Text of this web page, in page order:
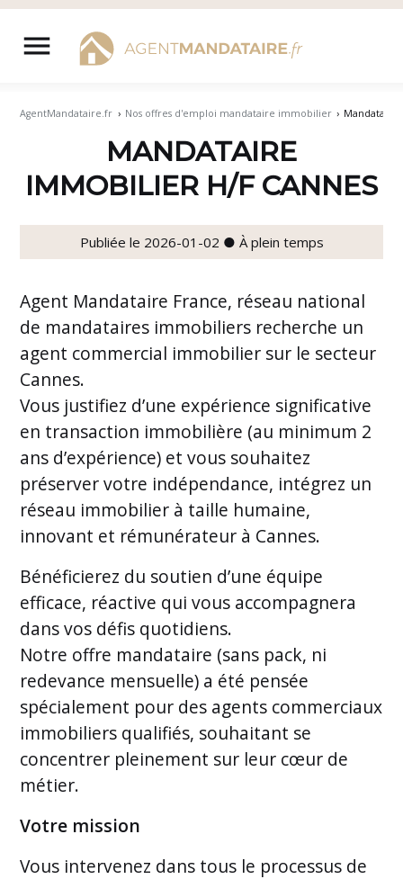
Aller
contenu
menu
AgentMandataire.fr › Nos offres d'emploi mandataire immobilier › Mandataire
MANDATAIRE
IMMOBILIER H/F CANNES
Publiée le 2026-01-02 ● À plein temps
Agent Mandataire France, réseau national
de mandataires immobiliers recherche un
agent commercial immobilier sur le secteur
Cannes.
Vous justifiez d’une expérience significative
en transaction immobilière (au minimum 2
ans d’expérience) et vous souhaitez
préserver votre indépendance, intégrez un
réseau immobilier à taille humaine,
innovant et rémunérateur à Cannes.
Bénéficierez du soutien d’une équipe
efficace, réactive qui vous accompagnera
dans vos défis quotidiens.
Notre offre mandataire (sans pack, ni
redevance mensuelle) a été pensée
spécialement pour des agents commerciaux
immobiliers qualifiés, souhaitant se
concentrer pleinement sur leur cœur de
métier.
Votre mission
Vous intervenez dans tous le processus de